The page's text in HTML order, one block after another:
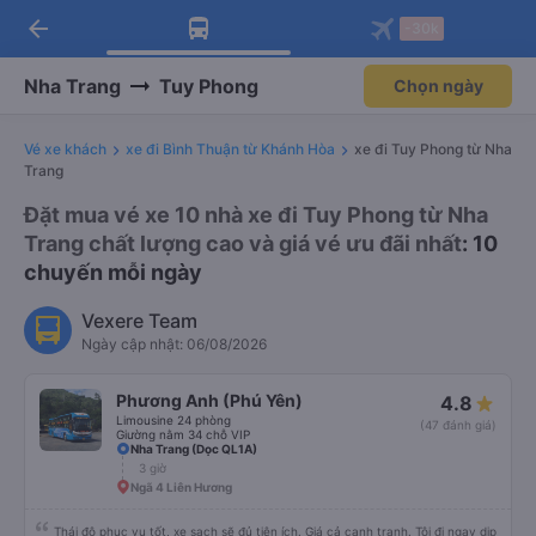
Tải app Vexere ngay!
Nhận ưu đãi thành viên độc
Mở app
Tải app Vexere
-30k/ghế khi đặt vé máy bay qua
Mở app
arrow_back
Nha Trang Tuy Phong Chọn ngày
Vé xe khách xe đi Bình Thuận từ Khánh Hòa
xe đi Tuy Phong từ Nha
Trang
Đặt mua vé xe 10 nhà xe đi Tuy Phong từ Nha
Trang chất lượng cao và giá vé ưu đãi nhất: 10
chuyến mỗi ngày
Vexere Team
Ngày cập nhật: 06/08/2026
Phương Anh (Phú Yên)
Limousine 24 phòng
Giường nằm 34 chỗ VIP
4.8
(47 đánh giá)
Nha Trang (Dọc QL1A)
3 giờ
Ngã 4 Liên Hương
Thái độ phục vụ tốt, xe sạch sẽ đủ tiện ích. Giá cả cạnh tranh. Tôi đi ngay dịp